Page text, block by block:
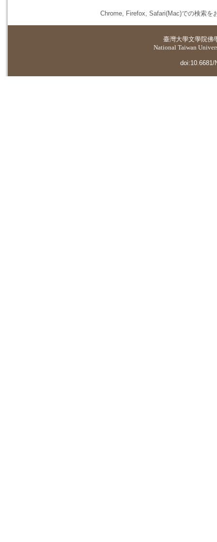
Chrome, Firefox, Safari(Mac)での検索を
臺灣大學文學院佛
National Taiwan
doi:10.6681/